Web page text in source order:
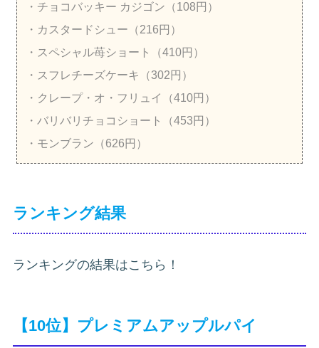
・チョコバッキー カジゴン（108円）
・カスタードシュー（216円）
・スペシャル苺ショート（410円）
・スフレチーズケーキ（302円）
・クレープ・オ・フリュイ（410円）
・バリバリチョコショート（453円）
・モンブラン（626円）
ランキング結果
ランキングの結果はこちら！
【10位】プレミアムアップルパイ